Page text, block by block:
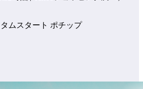
ポチップ